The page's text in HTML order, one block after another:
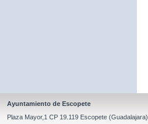
Ayuntamiento de Escopete
Plaza Mayor,1 CP 19.119 Escopete (Guadalajara)